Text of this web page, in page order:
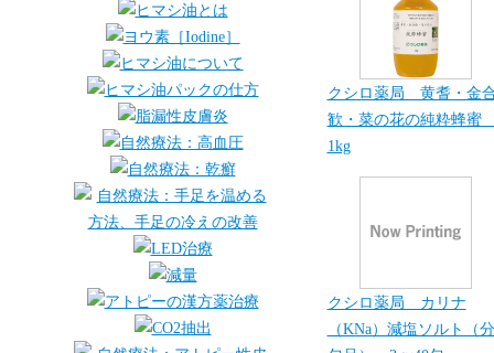
クシロ薬局 黄耆・金
歓・菜の花の純粋蜂
1kg
クシロ薬局 カリナ
（KNa）減塩ソルト（分